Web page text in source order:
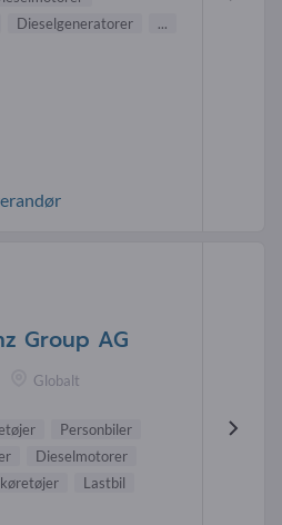
Dieselgeneratorer ...
Group AG
Globalt
Personbiler
Dieselmotorer
Lastbil